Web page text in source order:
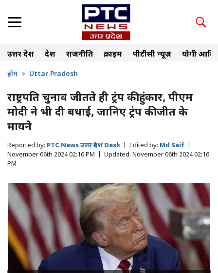
उत्तर प्रदेश देश राजनीति क्राइम पीटीसी न्यूज़ योगी
होम Uttar Pradesh
राष्ट्रपति चुनाव जीतते ही ट्रंप की हुंकार, पीएम
मोदी ने भी दी बधाई, जानिए ट्रंप की जीत के
मायने
Reported by: PTC News उत्तर प्रदेश Desk Edited by: Md Saif
November 06th 2024 02:16 PM
Updated: November 06th 2024 02:16
PM